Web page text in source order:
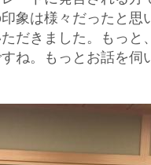
象は様々だったと思
だきました。もっと
ね。もっとお話を伺